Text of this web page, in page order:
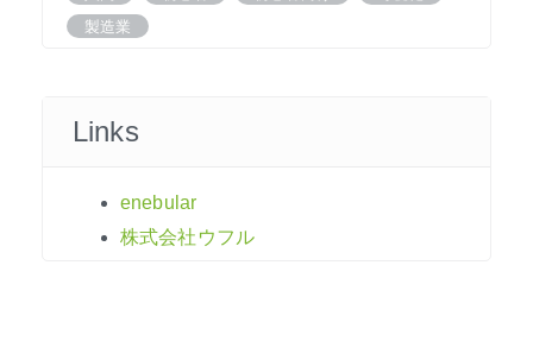
製造業
Links
enebular
株式会社ウフル